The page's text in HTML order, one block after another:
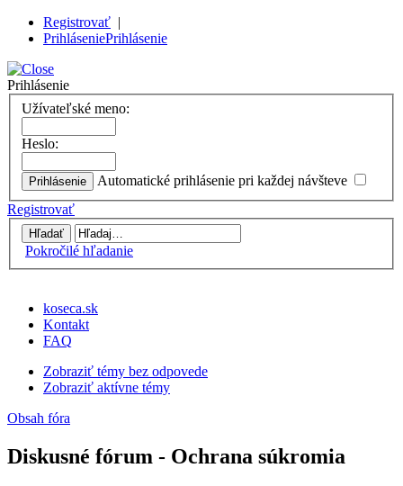
Registrovať |
PrihláseniePrihlásenie
Prihlásenie
Užívateľské meno:
Heslo:
Automatické prihlásenie pri každej návšteve
Registrovať
Pokročilé hľadanie
koseca.sk
Kontakt
FAQ
Zobraziť témy bez odpovede
Zobraziť aktívne témy
Obsah fóra
Diskusné fórum - Ochrana súkromia